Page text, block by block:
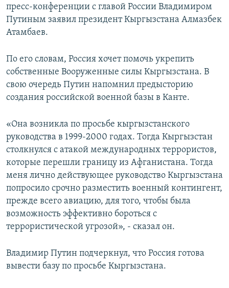
пресс-конференции с главой России Владимиром
Путиным заявил президент Кыргызстана Алмазбек
Атамбаев.
По его словам, Россия хочет помочь укрепить
собственные Вооруженные силы Кыргызстана. В
свою очередь Путин напомнил предысторию
создания российской военной базы в Канте.
«Она возникла по просьбе кыргызстанского
руководства в 1999-2000 годах. Тогда Кыргызстан
столкнулся с атакой международных террористов,
которые перешли границу из Афганистана. Тогда
меня лично действующее руководство Кыргызстана
попросило срочно разместить военный контингент,
прежде всего авиацию, для того, чтобы была
возможность эффективно бороться с
террористической угрозой», - сказал он.
Владимир Путин подчеркнул, что Россия готова
вывести базу по просьбе Кыргызстана.